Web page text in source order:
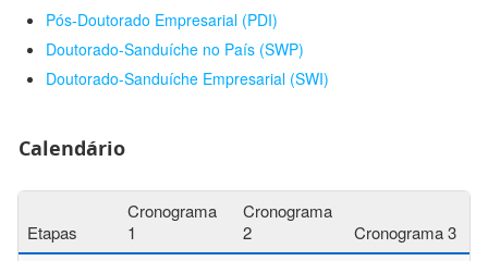
Pós-Doutorado Empresarial (PDI)
Doutorado-Sanduíche no País (SWP)
Doutorado-Sanduíche Empresarial (SWI)
Calendário
Etapas
Cronograma
1
Cronograma
2
Cronograma 3